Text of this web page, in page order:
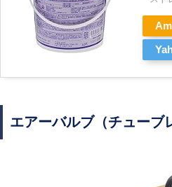
エアーバルブ（チューブ